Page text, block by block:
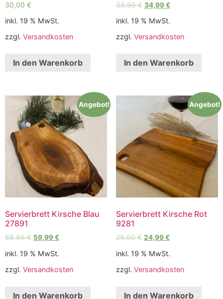
30,00 €
inkl. 19 % MwSt.
zzgl. Versandkosten
In den Warenkorb
39,99€ 34,99€
inkl. 19 % MwSt.
zzgl. Versandkosten
In den Warenkorb
Angebot!
Servierbrett Kirsche Blau
27891
69,99€ 59,99€
inkl. 19 % MwSt.
zzgl. Versandkosten
In den Warenkorb
Angebot!
Servierbrett Kirsche Rot
9281
29,00€ 24,99€
inkl. 19 % MwSt.
zzgl. Versandkosten
In den Warenkorb